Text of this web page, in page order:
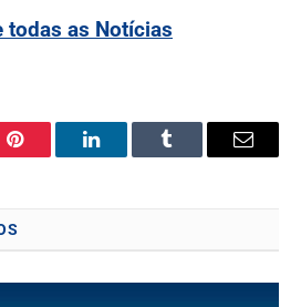
todas as Notícias
Pinterest LinkedInTumblr Email